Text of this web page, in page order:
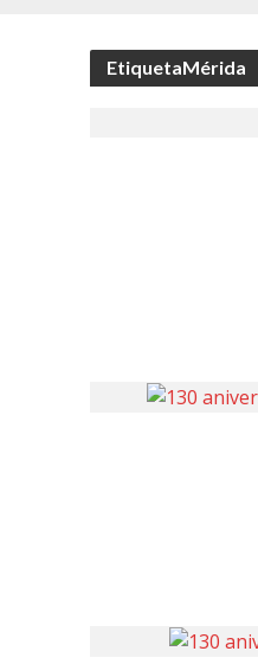
EtiquetaMérida